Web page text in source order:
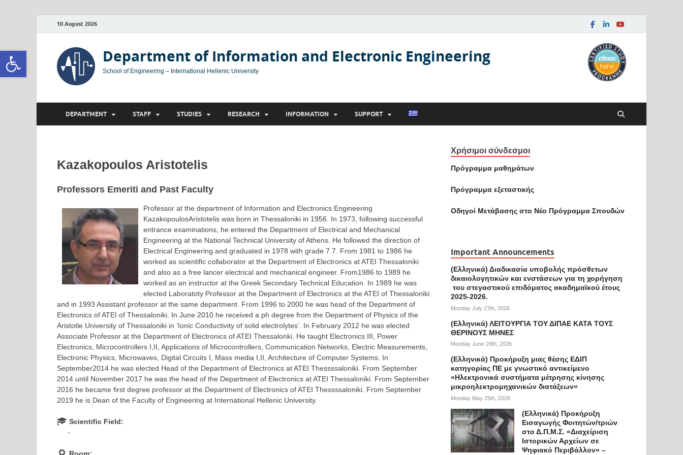
Open toolbar
10 August 2026
Department of Information and Electronic Engineering
School of Engineering – International Hellenic University
DEPARTMENT STAFF STUDIES RESEARCH INFORMATION SUPPORT
Kazakopoulos Aristotelis
Professors Emeriti and Past Faculty
Professor at the department of Information and Electronics Engineering
KazakopoulosAristotelis was born in Thessaloniki in 1956. In 1973, following successful
entrance examinations, he entered the Department of Electrical and Mechanical
Engineering at the National Technical University of Athens. He followed the direction of
Electrical Engineering and graduated in 1978 with grade 7.7. From 1981 to 1986 he
worked as scientific collaborator at the Department of Electronics at ATEI Thessaloniki
and also as a free lancer electrical and mechanical engineer. From1986 to 1989 he
worked as an instructor at the Greek Secondary Technical Education. In 1989 he was
elected Laboratoty Professor at the Department of Electronics at the ATEI of Thessaloniki
and in 1993 Assistant professor at the same department. From 1996 to 2000 he was head of the Department of
Electronics of ATEI of Thessaloniki. In June 2010 he received a ph degree from the Department of Physics of the
Aristotle University of Thessaloniki in ‘Ionic Conductivity of solid electrolytes’. In February 2012 he was elected
Associate Professor at the Department of Electronics of ATEI Thessalonki. He taught Electronics III, Power
Electronics, Microcontrollers I,II, Applications of Microcontrollers, Communication Networks, Electric Measurements,
Electronic Physics, Microwaves, Digital Circuits I, Mass media I,II, Architecture of Computer Systems. In
September2014 he was elected Head of the Department of Electronics at ATEI Thessssaloniki. From September
2014 until November 2017 he was the head of the Department of Electronics at ATEI Thessaloniki. From September
2016 he became first degree professor at the Department of Electronics of ATEI Thessssaloniki. From September
2019 he is Dean of the Faculty of Engineering at International Hellenic University.
Scientific Field:
-
Χρήσιμοι σύνδεσμοι
Πρόγραμμα μαθημάτων
Πρόγραμμα εξεταστικής
Οδηγοί Mετάβασης στο Νέο Πρόγραμμα Σπουδών
Important Announcements
(Ελληνικά) Διαδικασία υποβολής πρόσθετων
δικαιολογητικών και ενστάσεων για τη χορήγηση
του στεγαστικού επιδόματος ακαδημαϊκού έτους
2025-2026.
Monday July 27th, 2026
(Ελληνικά) ΛΕΙΤΟΥΡΓΙΑ ΤΟΥ ΔΙΠΑΕ ΚΑΤΑ ΤΟΥΣ
ΘΕΡΙΝΟΥΣ ΜΗΝΕΣ
Monday June 29th, 2026
(Ελληνικά) Προκήρυξη μιας θέσης ΕΔΙΠ
κατηγορίας ΠΕ με γνωστικό αντικείμενο
«Ηλεκτρονικά συστήματα μέτρησης κίνησης
μικροηλεκτρομηχανικών διατάξεων»
Monday May 25th, 2026
(Ελληνικά) Προκήρυξη
Εισαγωγής Φοιτητών/τριών
στο Δ.Π.Μ.Σ. «Διαχείριση
Ιστορικών Αρχείων σε
Ψηφιακό Περιβάλλον» –